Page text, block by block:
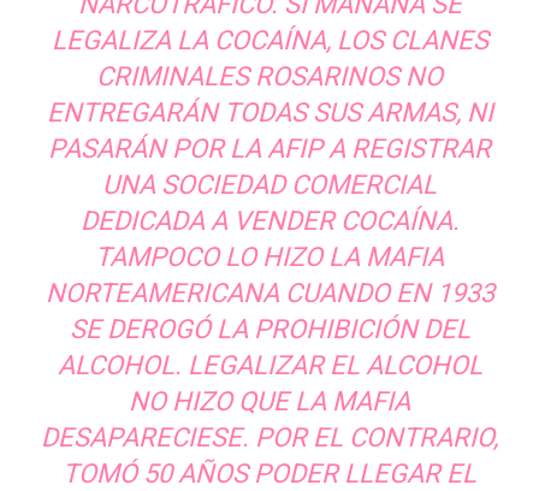
LEGALIZA LA COCAÍNA, LOS CLANES
CRIMINALES ROSARINOS NO
ENTREGARÁN TODAS SUS ARMAS, NI
PASARÁN POR LA AFIP A REGISTRAR
UNA SOCIEDAD COMERCIAL
DEDICADA A VENDER COCAÍNA.
TAMPOCO LO HIZO LA MAFIA
NORTEAMERICANA CUANDO EN 1933
SE DEROGÓ LA PROHIBICIÓN DEL
ALCOHOL. LEGALIZAR EL ALCOHOL
NO HIZO QUE LA MAFIA
DESAPARECIESE. POR EL CONTRARIO,
TOMÓ 50 AÑOS PODER LLEGAR EL